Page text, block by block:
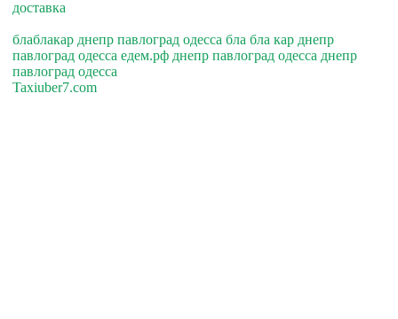
доставка
блаблакар днепр павлоград одесса бла бла кар днепр
павлоград одесса едем.рф днепр павлоград одесса днепр
павлоград одесса
Taxiuber7.com